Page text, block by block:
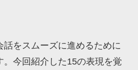
話をスムーズに進めるために
。今回紹介した15の表現を覚